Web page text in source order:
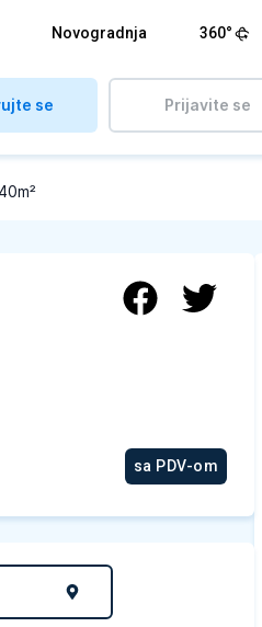
Novogradnja 360°
se Prijavite se
sa PDV-om